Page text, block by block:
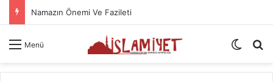
Namazın Önemi Ve Fazileti
Menü Dış